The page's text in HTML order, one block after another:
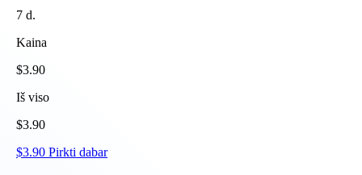
7 d.
Kaina
$3.90
Iš viso
$3.90
$3.90 Pirkti dabar